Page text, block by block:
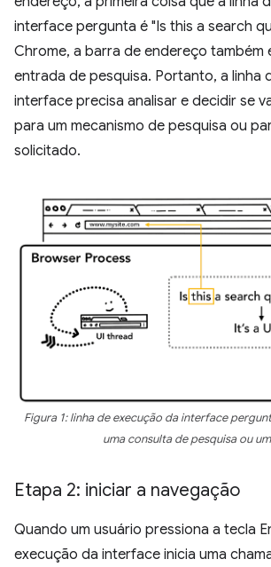
interface pergunta é "Is this a search
Chrome, a barra de endereço também
entrada de pesquisa. Portanto, a linha
interface precisa analisar e decidir se
para um mecanismo de pesquisa ou
solicitado.
Figura 1: linha de execução da interface
uma consulta de pesquisa ou
Etapa 2: iniciar a navegação
Quando um usuário pressiona a tecla
execução da interface inicia uma